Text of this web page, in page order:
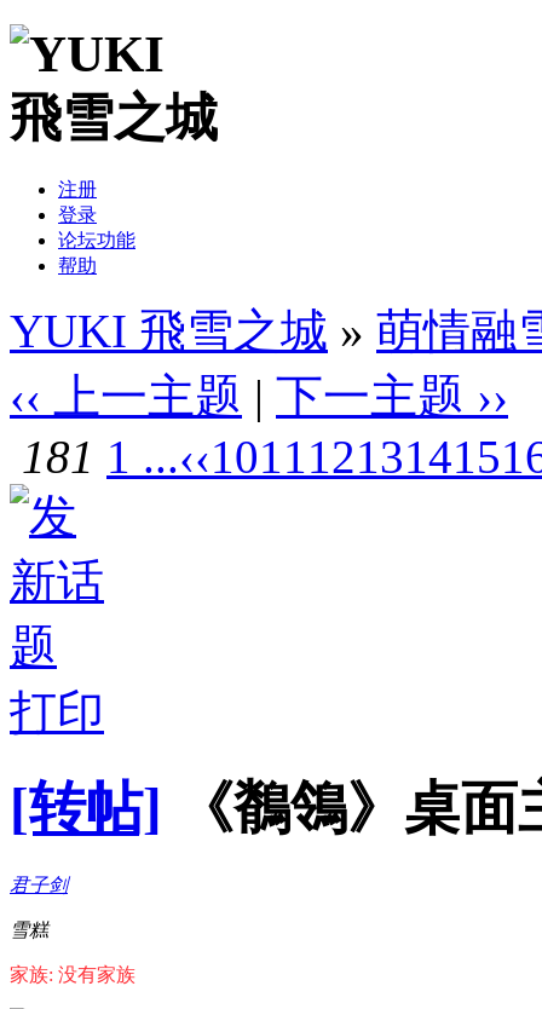
注册
登录
论坛功能
帮助
YUKI 飛雪之城 » 萌情融
‹‹ 上一主题 | 下一主题 ››
181 1 ...‹‹101112131415
打印
[转帖] 《鶺鴒》桌面
君子剑
雪糕
家族: 没有家族